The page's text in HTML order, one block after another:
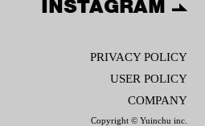
INSTAGRAM
PRIVACY POLICY
USER POLICY
COMPANY
Copyright © Yuinchu inc.